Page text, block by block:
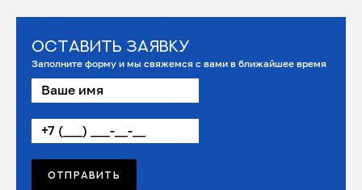
Оставить заявку
Заполните форму и мы свяжемся с вами в ближайшее время